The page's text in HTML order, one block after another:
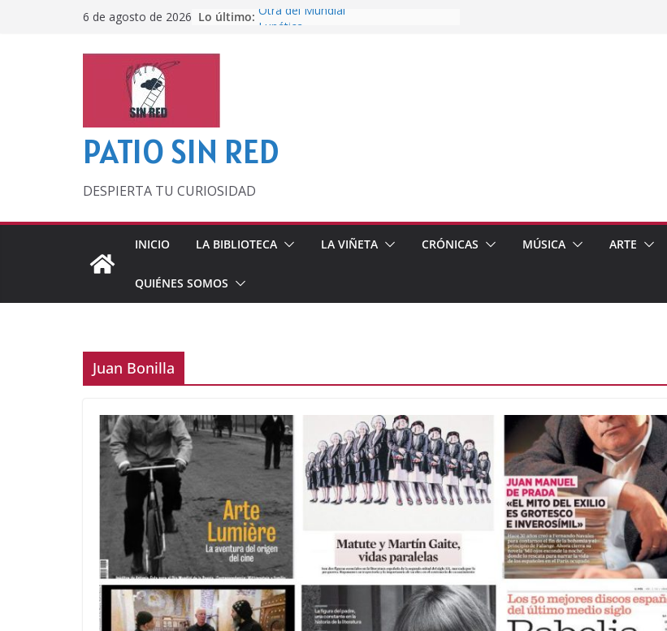
6 de agosto de 2026 Lo último: Otra del Mundial
PATIO SIN RED
DESPIERTA TU CURIOSIDAD
INICIO LA BIBLIOTECA LA VIÑETA CRÓNICAS MÚSICA ARTE
QUIÉNES SOMOS
Juan Bonilla